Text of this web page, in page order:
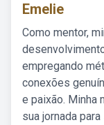
Emelie
Como mentor,
empregando
conexões
e paixão. Minha
sua jornada